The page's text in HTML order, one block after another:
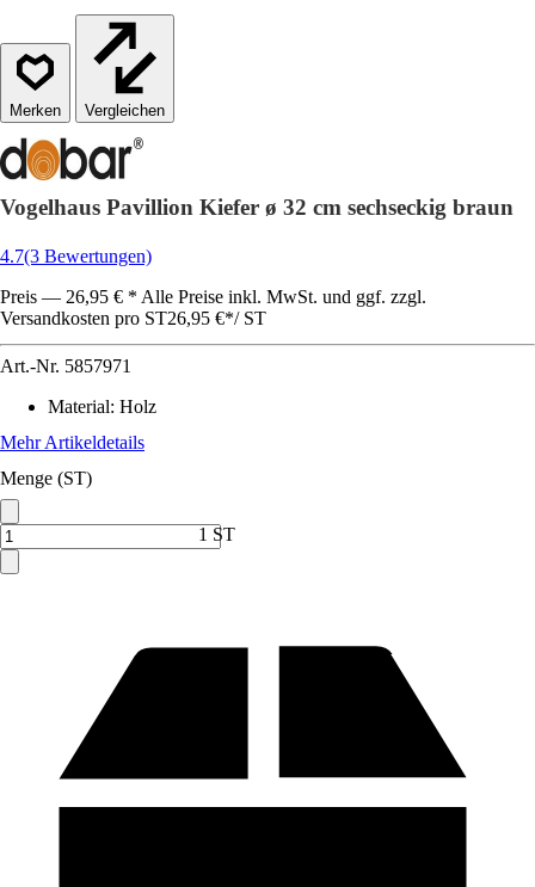
Vergleichen
Vogelhaus Pavillion Kiefer ø 32 cm sechseckig braun
4.7(3 Bewertungen)
Preis — 26,95 € * Alle Preise inkl. MwSt. und ggf. zzgl.
Versandkosten pro ST26,95 €*/ ST
Art.-Nr. 5857971
Material: Holz
Mehr Artikeldetails
Menge (ST)
1 ST